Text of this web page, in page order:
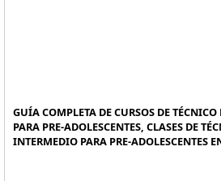
GUÍA COMPLETA DE CURSOS DE
PARA PRE-ADOLESCENTES, CLASES DE
INTERMEDIO PARA PRE-ADOLESCENTES